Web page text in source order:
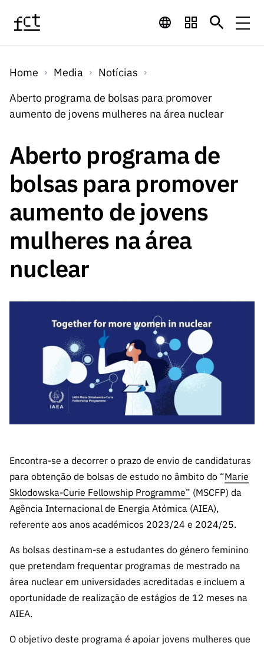
Financiamento
Programas de
Financiamento
Internacional
Prémios
LINKS
RÁPIDOS
Computaç
Emprego
Científico
Projetos
turas
Outros
Apoios
Concursos
Concursos Previstos
Concursos Fechados
Calendário de
Concursos FCT 2026
LINKS
RÁPIDOS
Bolsas
Científico
I&D
Infraestru
Prémios
Outros
Apoios
Serviços
ServiçosServiços digitais:
Tecnologia para o
Conhecimento
Arquivo, Documentação
Acesso a dados
estatísticos para fins
científicos – Protocolo
INE/DGEEC/FCT
Media
MediaNotícias
Notas de Imprensa
Publicações
RÁPIDOS
Newsletter
Subscrever
Direct Mail
de
90 Segundos
Subscrever
Direct Mail
Concursos
Comunicado
Sobre
Sobre
A FCT
Estudos e Planeamento
Estratégico
Documentos de Gestão
Apoios Comunitários
Números
Acreditaç
ão,
Certificaç
ão e
Fiscais
Aquisição
de
Serviços e
Parcerias
Consultas
Manifesta
ções de
Interesse
FCCN,
digitais da
Home Media
Notícias
Aberto programa de bolsas para promover
aumento de jovens mulheres na área nuclear
Aberto programa de
bolsas para promover
aumento de jovens
mulheres na área
nuclear
Encontra-se a decorrer o prazo de envio de candidaturas
para obtenção de bolsas de estudo no âmbito do “Marie
Sklodowska-Curie Fellowship Programme” (MSCFP) da
Agência Internacional de Energia Atómica (AIEA),
referente aos anos académicos 2023/24 e 2024/25.
As bolsas destinam-se a estudantes do género feminino
que pretendam frequentar programas de mestrado na
área nuclear em universidades acreditadas e incluem a
oportunidade de realização de estágios de 12 meses na
AIEA.
O objetivo deste programa é apoiar jovens mulheres que